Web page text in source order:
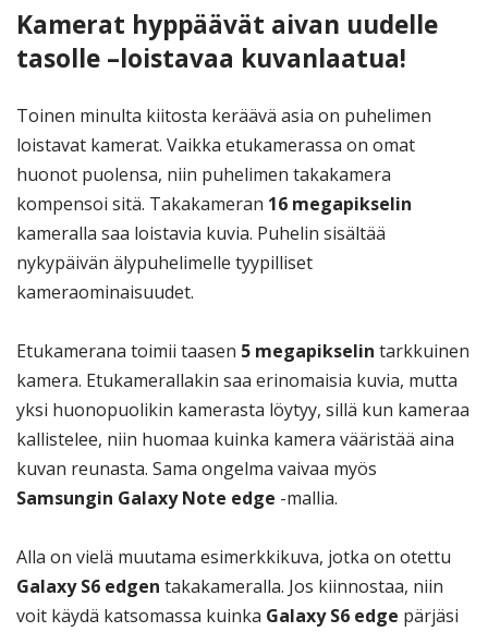
Kamerat hyppäävät aivan uudelle
tasolle –loistavaa kuvanlaatua!
Toinen minulta kiitosta keräävä asia on puhelimen
loistavat kamerat. Vaikka etukamerassa on omat
huonot puolensa, niin puhelimen takakamera
kompensoi sitä. Takakameran 16 megapikselin
kameralla saa loistavia kuvia. Puhelin sisältää
nykypäivän älypuhelimelle tyypilliset
kameraominaisuudet.
Etukamerana toimii taasen 5 megapikselin tarkkuinen
kamera. Etukamerallakin saa erinomaisia kuvia, mutta
yksi huonopuolikin kamerasta löytyy, sillä kun kameraa
kallistelee, niin huomaa kuinka kamera vääristää aina
kuvan reunasta. Sama ongelma vaivaa myös
Samsungin Galaxy Note edge -mallia.
Alla on vielä muutama esimerkkikuva, jotka on otettu
Galaxy S6 edgen takakameralla. Jos kiinnostaa, niin
voit käydä katsomassa kuinka Galaxy S6 edge pärjäsi